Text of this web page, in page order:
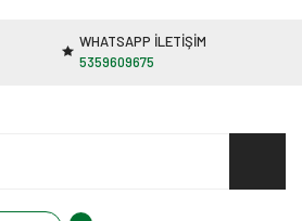
WHATSAPP İLETİŞİM
5359609675